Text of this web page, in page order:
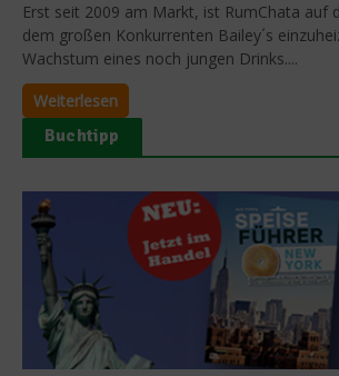
Erst seit 2009 am Markt, ist RumChata auf
dem großen Konkurrenten Bailey´s
Wachstum eines noch jungen Drinks....
Weiterlesen
Buchtipp